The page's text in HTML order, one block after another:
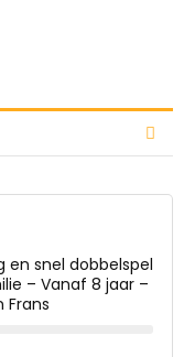
en snel dobbelspel
– Vanaf 8 jaar –
Frans